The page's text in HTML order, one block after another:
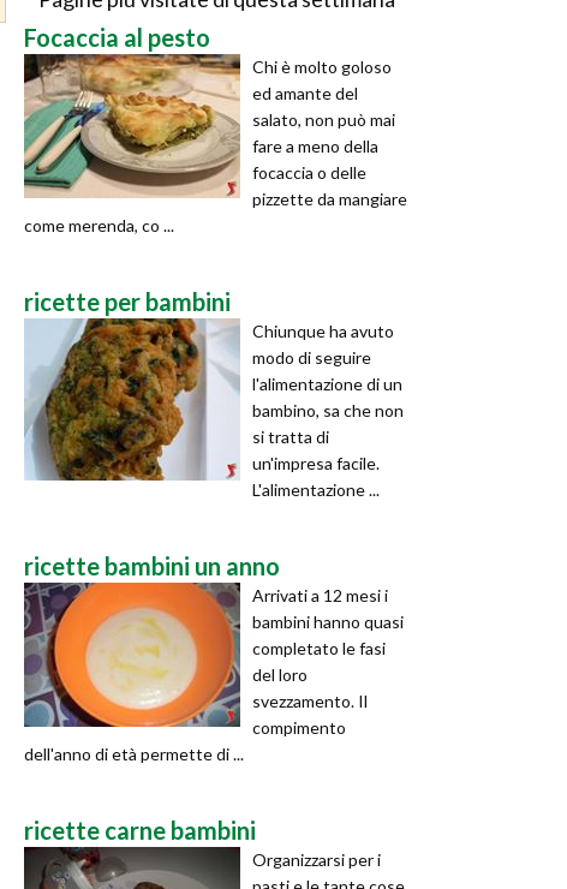
Focaccia al pesto
Chi è molto goloso
ed amante del
salato, non può mai
fare a meno della
focaccia o delle
pizzette da mangiare
come merenda, co ...
ricette per bambini
Chiunque ha avuto
modo di seguire
l'alimentazione di un
bambino, sa che non
si tratta di
un'impresa facile.
L'alimentazione ...
ricette bambini un anno
Arrivati a 12 mesi i
bambini hanno quasi
completato le fasi
del loro
svezzamento. Il
compimento
dell'anno di età permette di ...
ricette carne bambini
Organizzarsi per i